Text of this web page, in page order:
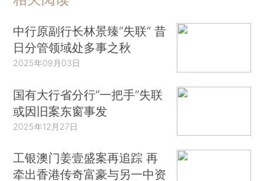
中行原副行长林景臻“失联” 昔
日分管领域处多事之秋
2025年09月03日
国有大行省分行“一把手”失联
或因旧案东窗事发
2025年12月27日
工银澳门姜壹盛案再追踪 再
牵出香港传奇富豪与另一中资